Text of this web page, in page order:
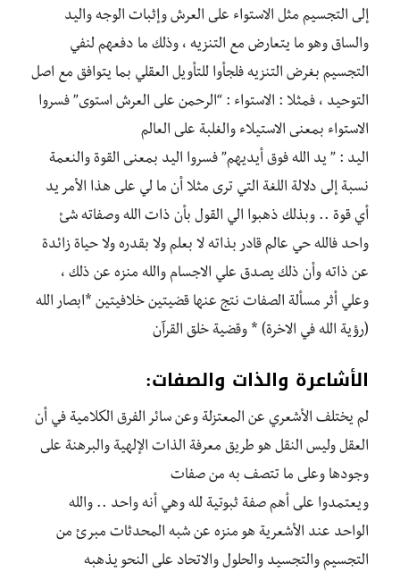
إلى التجسيم مثل الاستواء على العرش وإثبات الوجه واليد
والساق وهو ما يتعارض مع التنزيه ، وذلك ما دفعهم لنفي
التجسيم بغرض التنزيه فلجأوا للتأويل العقلي بما يتوافق مع اصل
التوحيد ، فمثلا : الاستواء : “الرحمن على العرش استوى” فسروا
الاستواء بمعنى الاستيلاء والغلبة على العالم
‎اليد : ” يد الله فوق أيديهم” فسروا اليد بمعنى القوة والنعمة
نسبة إلى دلالة اللغة التي ترى مثلا أن ما لي على هذا الأمر يد
أي قوة .. وبذلك ذهبوا الي القول بأن ذات الله وصفاته شئ
واحد فالله حي عالم قادر بذاته لا بعلم ولا بقدره ولا حياة زائدة
عن ذاته وأن ذلك يصدق علي الاجسام والله منزه عن ذلك ،
وعلي أثر مسألة الصفات نتج عنها قضيتين خلافيتين *ابصار الله
(رؤية الله في الاخرة) * وقضية خلق القرآن
الأشاعرة والذات والصفات:
‎لم يختلف الأشعري عن المعتزلة وعن سائر الفرق الكلامية في أن
العقل وليس النقل هو طريق معرفة الذات الإلهية والبرهنة على
وجودها وعلى ما تتصف به من صفات
‎ويعتمدوا على أهم صفة ثبوتية لله وهي أنه واحد .. والله
الواحد عند الأشعرية هو منزه عن شبه المحدثات مبرئ من
التجسيم والتجسيد والحلول والاتحاد على النحو يذهبه